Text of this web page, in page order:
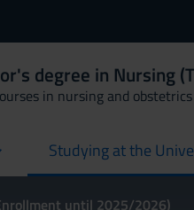
degree in Nursing
in nursing and obstetrics
Studying at the
until 2025/2026)